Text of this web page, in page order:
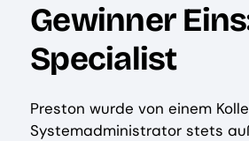
Gewinner
Specialist
Preston wurde von einem
Systemadministrator stets